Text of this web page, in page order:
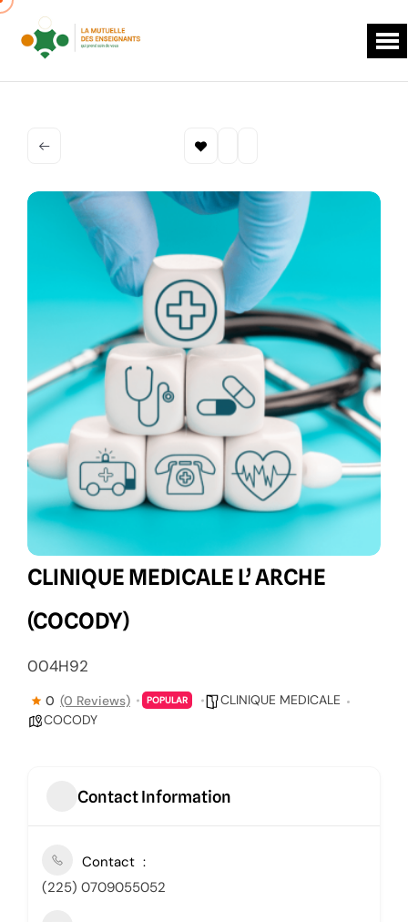
CLINIQUE MEDICALE L’ ARCHE
(COCODY)
004H92
0 (0 Reviews) POPULAR
CLINIQUE MEDICALE
COCODY
Contact Information
Contact
(225) 0709055052